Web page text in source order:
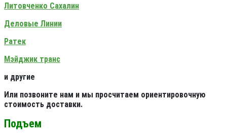
Литовченко Сахалин
Деловые Линии
Ратек
Мэйджик транс
и другие
Или позвоните нам и мы просчитаем ориентировочную
стоимость доставки.
Подъем